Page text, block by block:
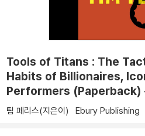
Tools of Titans : The
Habits of Billionaires,
Performers (Paperback)
팀 페리스(지은이) Ebury Publishing